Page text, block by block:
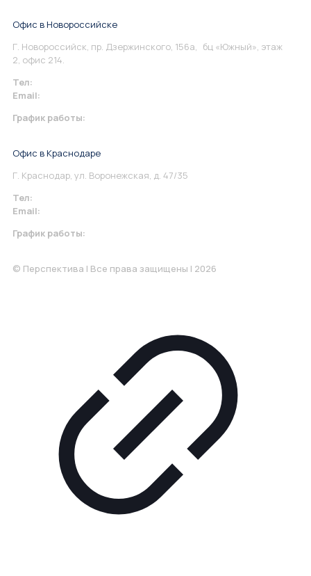
Офис в Новороссийске
Г. Новороссийск, пр. Дзержинского, 156а, бц «Южный», этаж
2, офис 214.
Тел:
Email:
График работы:
Офис в Краснодаре
Г. Краснодар, ул. Воронежская, д. 47/35
Тел:
Email:
График работы:
© Перспектива | Все права защищены | 2026